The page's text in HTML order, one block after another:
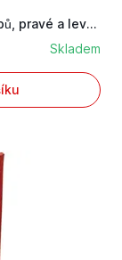
Chránič plazu včetně šroubů, pravé a levé prove...
Skladem